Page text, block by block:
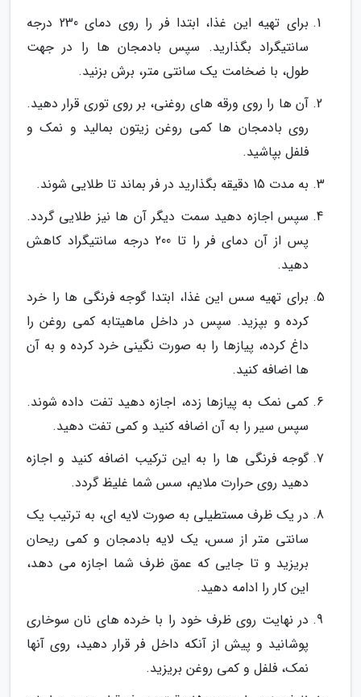
برای تهیه این غذا، ابتدا فر را روی دمای 230 درجه
سانتیگراد بگذارید. سپس بادمجان ها را در جهت
طول، با ضخامت یک سانتی متر، برش بزنید.
آن ها را روی ورقه های روغنی، بر روی توری قرار دهید.
روی بادمجان ها کمی روغن زیتون بمالید و نمک و
فلفل بپاشید.
به مدت 15 دقیقه بگذارید در فر بماند تا طلایی شوند.
سپس اجازه دهید سمت دیگر آن ها نیز طلایی گردد.
پس از آن دمای فر را تا 200 درجه سانتیگراد کاهش
دهید.
برای تهیه سس این غذا، ابتدا گوجه فرنگی ها را خرد
کرده و بپزید. سپس در داخل ماهیتابه کمی روغن را
داغ کرده، پیازها را به صورت نگینی خرد کرده و به آن
ها اضافه کنید.
کمی نمک به پیازها زده، اجازه دهید تفت داده شوند.
سپس سیر را به آن اضافه کنید و کمی تفت دهید.
گوجه فرنگی ها را به این ترکیب اضافه کنید و اجازه
دهید روی حرارت ملایم، سس شما غلیظ گردد.
در یک ظرف مستطیلی به صورت لایه ای، به ترتیب یک
سانتی متر از سس، یک لایه بادمجان و کمی ریحان
بریزید و تا جایی که عمق ظرف شما اجازه می دهد،
این کار را ادامه دهید.
در نهایت روی ظرف خود را با خرده های نان سوخاری
پوشانید و پیش از آنکه داخل فر قرار دهید، روی آنها
نمک، فلفل و کمی روغن بریزید.